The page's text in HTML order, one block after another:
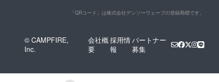
「QRコード」は株式会社デンソーウェーブの登録商標です。
© CAMPFIRE,
Inc.
会社概
要
採用情
報
パートナー
募集